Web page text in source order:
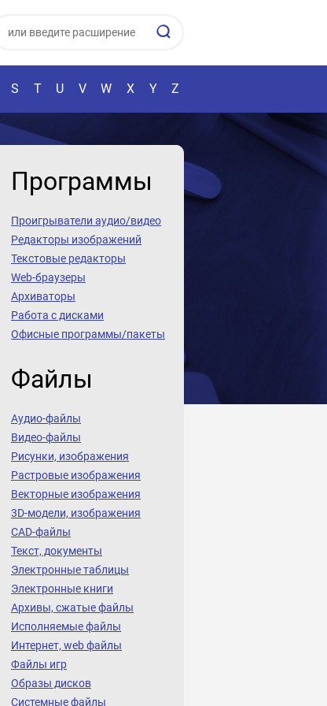
S T U V W X Y Z
Программы
Проигрыватели аудио/видео
Редакторы изображений
Текстовые редакторы
Web-браузеры
Архиваторы
Работа с дисками
Офисные программы/пакеты
Файлы
Аудио-файлы
Видео-файлы
Рисунки, изображения
Растровые изображения
Векторные изображения
3D-модели, изображения
CAD-файлы
Текст, документы
Электронные таблицы
Электронные книги
Архивы, сжатые файлы
Исполняемые файлы
Интернет, web файлы
Файлы игр
Образы дисков
Системные файлы